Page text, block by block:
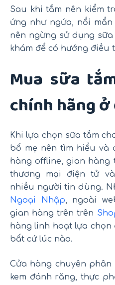
Sau khi tắm nên kiểm
ứng như ngứa, nổi
nên ngừng sử dụng
khám để có hướng điều
Mua sữa
chính hãng ở
Khi lựa chọn sữa tắm
bố mẹ nên tìm hiểu và
hàng offline, gian hàng
thương mại điện tử
nhiều người tin dùng.
Ngoại Nhập, ngoài
gian hàng trên trên
hàng linh hoạt lựa chọn
bất cứ lúc nào.
Cửa hàng chuyên
kem đánh răng, thực